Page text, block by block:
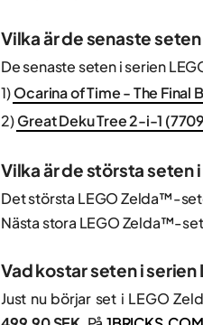
Vilka är de senaste
De senaste seten i serien
1)Ocarina of Time - The Final
2)Great Deku Tree 2-i-1
Vilka är de största seten
Det största LEGO Zelda™-
Nästa stora LEGO Zelda™-
Vad kostar seten i
Just nu börjar set i LEGO